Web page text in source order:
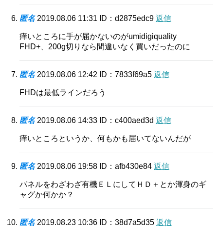
匿名 2019.08.06 11:31 ID：d2875edc9 返信
痒いところに手が届かないのがumidigiquality
FHD+、200g切りなら間違いなく買いだったのに
匿名 2019.08.06 12:42 ID：7833f69a5 返信
FHDは最低ラインだろう
匿名 2019.08.06 14:33 ID：c400aed3d 返信
痒いところというか、何もかも届いてないんだが
匿名 2019.08.06 19:58 ID：afb430e84 返信
パネルをわざわざ有機ＥＬにしてＨＤ＋とか渾身のギ
ャグか何かか？
匿名 2019.08.23 10:36 ID：38d7a5d35 返信